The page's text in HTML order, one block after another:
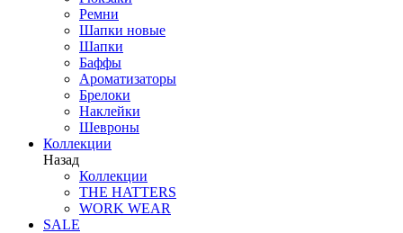
Ремни
Шапки новые
Шапки
Баффы
Ароматизаторы
Брелоки
Наклейки
Шевроны
Коллекции
Назад
Коллекции
THE HATTERS
WORK WEAR
SALE